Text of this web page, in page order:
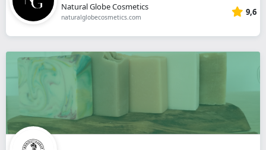
Natural Globe Cosmetics
naturalglobecosmetics.com 9,6